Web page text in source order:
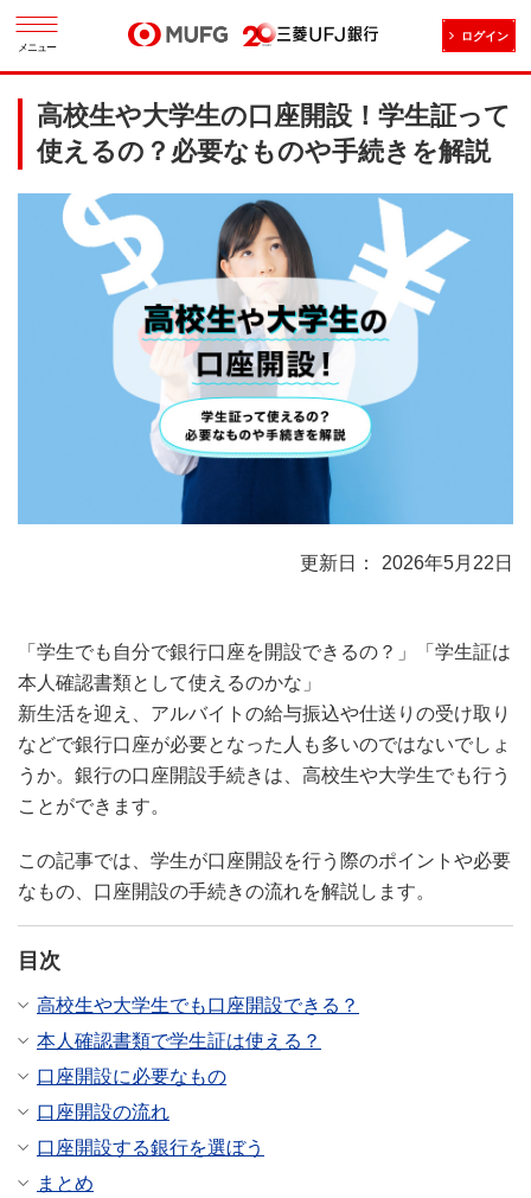
メニュー
ログイン
高校生や大学生の口座開設！学生証って
使えるの？必要なものや手続きを解説
2026年5月22日
「学生でも自分で銀行口座を開設できるの？」「学生証は
本人確認書類として使えるのかな」
新生活を迎え、アルバイトの給与振込や仕送りの受け取り
などで銀行口座が必要となった人も多いのではないでしょ
うか。銀行の口座開設手続きは、高校生や大学生でも行う
ことができます。
この記事では、学生が口座開設を行う際のポイントや必要
なもの、口座開設の手続きの流れを解説します。
目次
高校生や大学生でも口座開設できる？
本人確認書類で学生証は使える？
口座開設に必要なもの
口座開設の流れ
口座開設する銀行を選ぼう
まとめ